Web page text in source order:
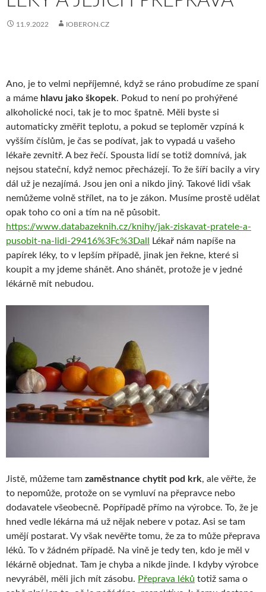
11.9.2022 IOBERON.CZ
Ano, je to velmi nepříjemné, když se ráno probudíme ze spaní
a máme hlavu jako škopek. Pokud to není po prohýřené
alkoholické noci, tak je to moc špatně. Měli byste si
automaticky změřit teplotu, a pokud se teploměr vzpíná k
vyšším číslům, je čas se podívat, jak to vypadá u vašeho
lékaře zevnitř. A bez řečí. Spousta lidí se totiž domnívá, jak
nejsou stateční, když nemoc přecházejí. To že šíří bacily a viry
dál už je nezajímá. Jsou jen oni a nikdo jiný. Takové lidi však
nemůžeme volně střílet, na to je zákon. Musíme prostě udělat
opak toho co oni a tím na ně působit.
https://www.databazeknih.cz/knihy/jak-ziskavat-pratele-a-
pusobit-na-lidi-29416%3Fc%3Dall
Lékař nám napíše na
papírek léky, to v lepším případě, jinak jen řekne, které si
koupit a my jdeme shánět. Ano shánět, protože je v jedné
lékárně mít nebudou.
Jistě, můžeme tam zaměstnance chytit pod krk, ale věřte, že
to nepomůže, protože on se vymluví na přepravce nebo
dodavatele všeobecně. Popřípadě přímo na výrobce. To, že je
hned vedle lékárna má už nějak nebere v potaz. Asi se tam
umějí postarat. Vy však nevěřte tomu, že za to může přeprava
léků. To v žádném případě. Na vině je tedy ten, kdo je měl v
lékárně objednat. Tam je chyba a nikde jinde. I kdyby výrobce
nevyráběl, měli jich mít zásobu. Přeprava léků totiž sama o